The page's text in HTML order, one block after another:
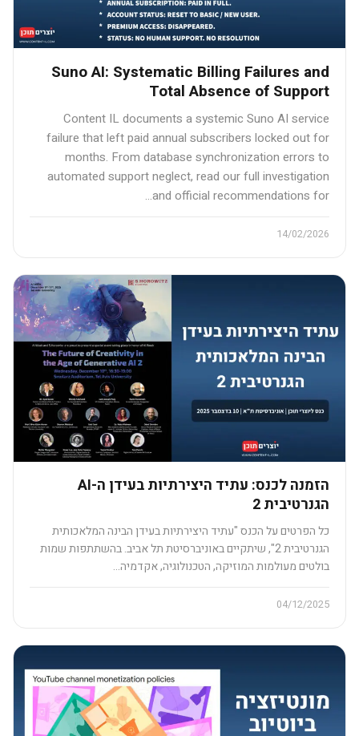
Suno AI: Systematic Billing Failures and
Total Absence of Support
Content IL documents a systemic Suno AI service
failure that left paid annual subscribers locked out for
months. From database synchronization errors to
automated support neglect, read our full investigation
and official recommendations for…
14/02/2026
הזמנה לכנס: עתיד היצירתיות בעידן ה-AI
הגנרטיבית 2
כל הפרטים על הכנס "עתיד היצירתיות בעידן הבינה המלאכותית
הגנרטיבית 2", שיתקיים באוניברסיטת תל אביב. בהשתתפות שמות
בולטים מעולמות המוזיקה, הטכנולוגיה, אקדמיה…
04/12/2025